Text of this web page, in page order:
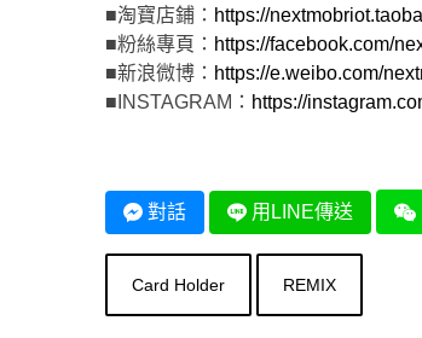
■淘寶店鋪： https://
■粉絲專頁： https://facebook.com/
■新浪微博： https://e.weibo.com/
■INSTAGRAM： https://
對話 用LINE傳送
Card Holder REMIX